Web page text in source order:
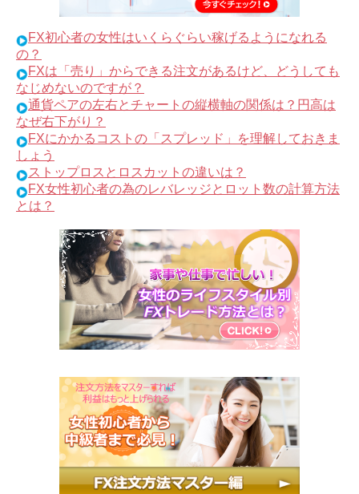
FX初心者の女性はいくらぐらい稼げるようになれる
の？
FXは「売り」からできる注文があるけど、どうしても
なじめないのですが？
通貨ペアの左右とチャートの縦横軸の関係は？円高は
なぜ右下がり？
FXにかかるコストの「スプレッド」を理解しておきま
しょう
ストップロスとロスカットの違いは？
FX女性初心者の為のレバレッジとロット数の計算方法
とは？